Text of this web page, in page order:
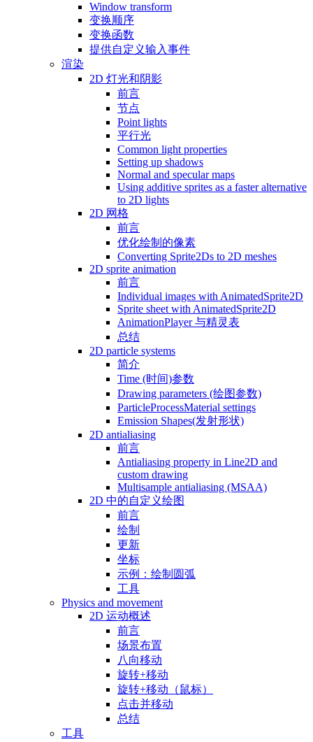
Window transform
变换顺序
变换函数
提供自定义输入事件
渲染
2D 灯光和阴影
前言
节点
Point lights
平行光
Common light properties
Setting up shadows
Normal and specular maps
Using additive sprites as a faster alternative
to 2D lights
2D 网格
前言
优化绘制的像素
Converting Sprite2Ds to 2D meshes
2D sprite animation
前言
Individual images with AnimatedSprite2D
Sprite sheet with AnimatedSprite2D
AnimationPlayer 与精灵表
总结
2D particle systems
简介
Time (时间)参数
Drawing parameters (绘图参数)
ParticleProcessMaterial settings
Emission Shapes(发射形状)
2D antialiasing
前言
Antialiasing property in Line2D and
custom drawing
Multisample antialiasing (MSAA)
2D 中的自定义绘图
前言
绘制
更新
坐标
示例：绘制圆弧
工具
Physics and movement
2D 运动概述
前言
场景布置
八向移动
旋转+移动
旋转+移动（鼠标）
点击并移动
总结
工具